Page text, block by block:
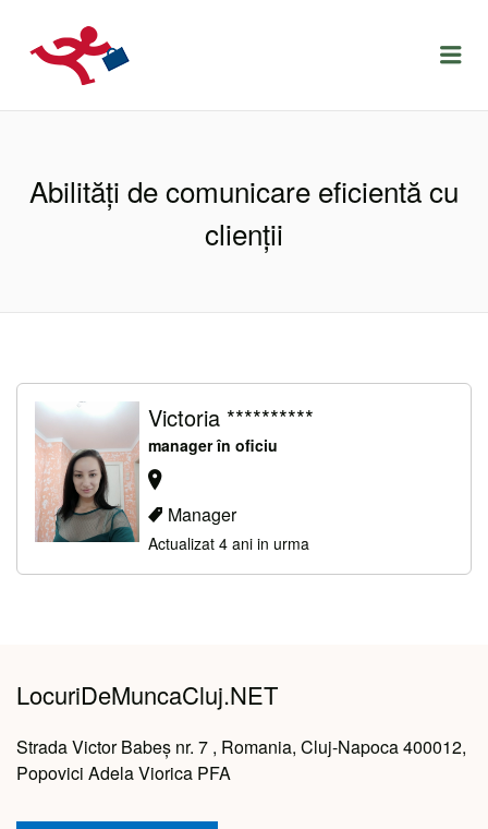
LOCURIDEMUNCACLUJ.NET
Abilități de comunicare eficientă cu
clienții
Victoria **********
manager în oficiu
Manager
Actualizat 4 ani in urma
LocuriDeMuncaCluj.NET
Strada Victor Babeș nr. 7 , Romania, Cluj-Napoca 400012,
Popovici Adela Viorica PFA